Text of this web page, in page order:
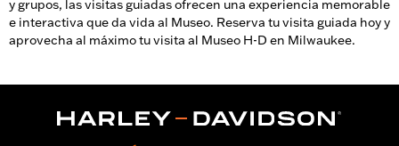
y grupos, las visitas guiadas ofrecen una experiencia memorable
e interactiva que da vida al Museo. Reserva tu visita guiada hoy y
aprovecha al máximo tu visita al Museo H-D en Milwaukee.